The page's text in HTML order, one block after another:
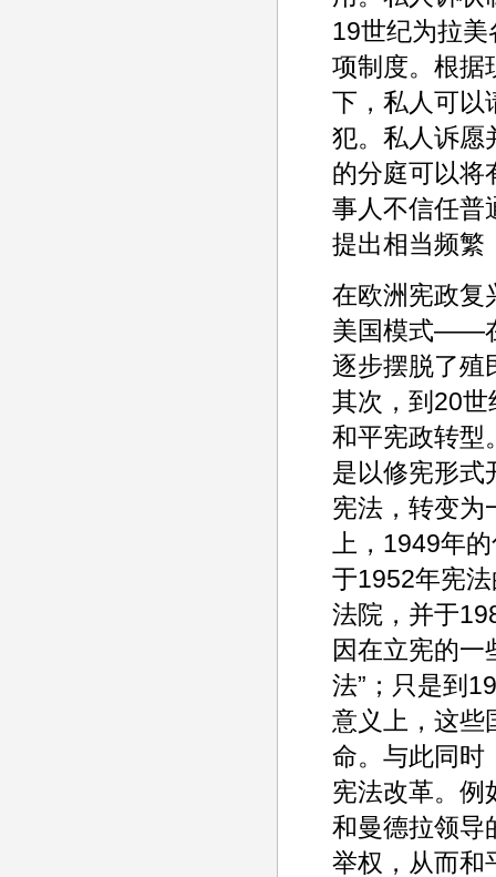
19世纪为拉
项制度。根据
下，私人可以
犯。私人诉愿
的分庭可以将
事人不信任普
提出相当频繁
在欧洲宪政
美国模式——
逐步摆脱了殖
其次，到20
和平宪政转型
是以修宪形式
宪法，转变为
上，1949年
于1952年宪
法院，并于
因在立宪的一
法”；只是到
意义上，这些
命。与此同时
宪法改革。例
和曼德拉领导
举权，从而和